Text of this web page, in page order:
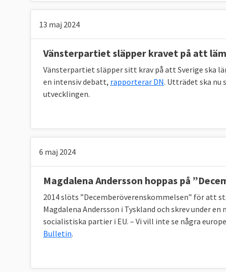
13 maj 2024
Vänsterpartiet släpper kravet på att
Vänsterpartiet släpper sitt krav på att Sverige ska
en intensiv debatt, rapporterar DN. Utträdet ska nu
utvecklingen.
6 maj 2024
Magdalena Andersson hoppas på
2014 slöts ”Decemberöverenskommelsen” för att
Magdalena Andersson i Tyskland och skrev under
socialistiska partier i EU. – Vi vill inte se några
Bulletin.